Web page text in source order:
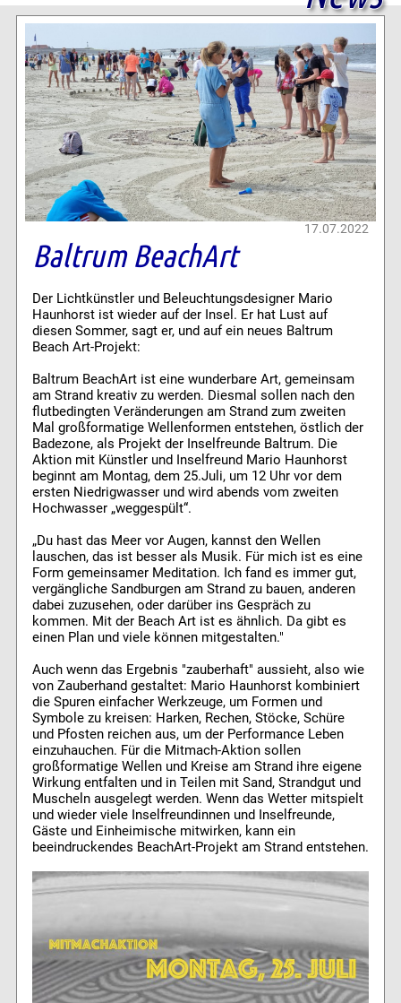
17.07.2022
Baltrum BeachArt
Der Lichtkünstler und Beleuchtungsdesigner Mario
Haunhorst ist wieder auf der Insel. Er hat Lust auf
diesen Sommer, sagt er, und auf ein neues Baltrum
Beach Art-Projekt:
Baltrum BeachArt ist eine wunderbare Art, gemeinsam
am Strand kreativ zu werden. Diesmal sollen nach den
flutbedingten Veränderungen am Strand zum zweiten
Mal großformatige Wellenformen entstehen, östlich der
Badezone, als Projekt der Inselfreunde Baltrum. Die
Aktion mit Künstler und Inselfreund Mario Haunhorst
beginnt am Montag, dem 25.Juli, um 12 Uhr vor dem
ersten Niedrigwasser und wird abends vom zweiten
Hochwasser „weggespült“.
„Du hast das Meer vor Augen, kannst den Wellen
lauschen, das ist besser als Musik. Für mich ist es eine
Form gemeinsamer Meditation. Ich fand es immer gut,
vergängliche Sandburgen am Strand zu bauen, anderen
dabei zuzusehen, oder darüber ins Gespräch zu
kommen. Mit der Beach Art ist es ähnlich. Da gibt es
einen Plan und viele können mitgestalten."
Auch wenn das Ergebnis "zauberhaft" aussieht, also wie
von Zauberhand gestaltet: Mario Haunhorst kombiniert
die Spuren einfacher Werkzeuge, um Formen und
Symbole zu kreisen: Harken, Rechen, Stöcke, Schüre
und Pfosten reichen aus, um der Performance Leben
einzuhauchen. Für die Mitmach-Aktion sollen
großformatige Wellen und Kreise am Strand ihre eigene
Wirkung entfalten und in Teilen mit Sand, Strandgut und
Muscheln ausgelegt werden. Wenn das Wetter mitspielt
und wieder viele Inselfreundinnen und Inselfreunde,
Gäste und Einheimische mitwirken, kann ein
beeindruckendes BeachArt-Projekt am Strand entstehen.